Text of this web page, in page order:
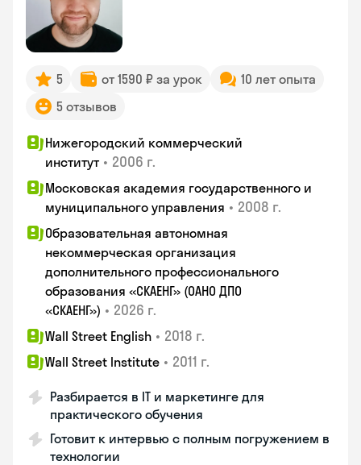
5 от 1590 ₽ за урок
10 лет опыта
5 отзывов
Нижегородский коммерческий
институт • 2006 г.
Московская академия государственного и
муниципального управления • 2008 г.
Образовательная автономная
некоммерческая организация
дополнительного профессионального
образования «СКАЕНГ» (ОАНО ДПО
«СКАЕНГ») • 2026 г.
Wall Street English • 2018 г.
Wall Street Institute • 2011 г.
Разбирается в IT и маркетинге для
практического обучения
Готовит к интервью с полным погружением в
технологии